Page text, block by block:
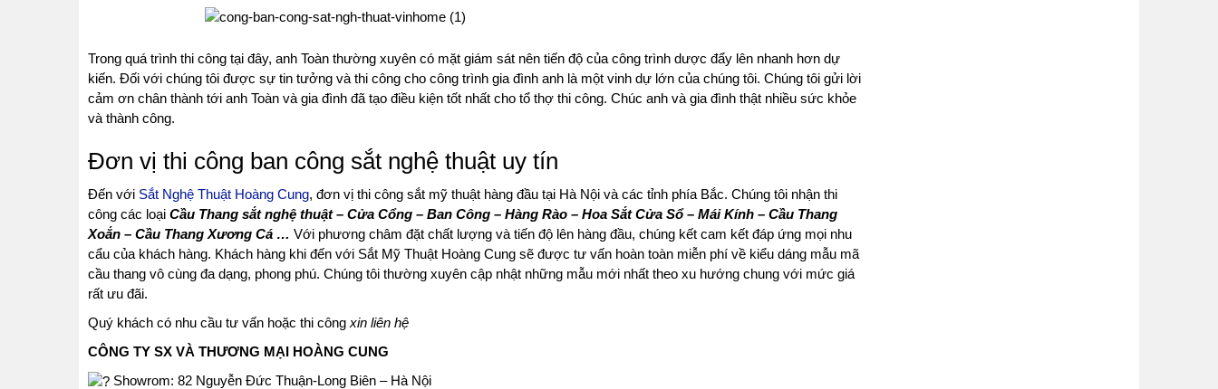
Trong quá trình thi công tại đây, anh Toàn thường xuyên có mặt giám sát nên tiến độ của công trình dược đẩy lên nhanh hơn dự
kiến. Đối với chúng tôi được sự tin tưởng và thi công cho công trình gia đình anh là một vinh dự lớn của chúng tôi. Chúng tôi gửi lời
cảm ơn chân thành tới anh Toàn và gia đình đã tạo điều kiện tốt nhất cho tổ thợ thi công. Chúc anh và gia đình thật nhiều sức khỏe
và thành công.
Đơn vị thi công ban công sắt nghệ thuật uy tín
Đến với Sắt Nghệ Thuật Hoàng Cung, đơn vị thi công sắt mỹ thuật hàng đầu tại Hà Nội và các tỉnh phía Bắc. Chúng tôi nhận thi
công các loại Cầu Thang sắt nghệ thuật – Cửa Cổng – Ban Công – Hàng Rào – Hoa Sắt Cửa Sổ – Mái Kính – Cầu Thang
Xoắn – Cầu Thang Xương Cá … Với phương châm đặt chất lượng và tiến độ lên hàng đầu, chúng kết cam kết đáp ứng mọi nhu
cẩu của khách hàng. Khách hàng khi đến với Sắt Mỹ Thuật Hoàng Cung sẽ được tư vấn hoàn toàn miễn phí về kiểu dáng mẫu mã
cầu thang vô cùng đa dạng, phong phú. Chúng tôi thường xuyên cập nhật những mẫu mới nhất theo xu hướng chung với mức giá
rất ưu đãi.
Quý khách có nhu cầu tư vấn hoặc thi công xin liên hệ
CÔNG TY SX VÀ THƯƠNG MẠI HOÀNG CUNG
Showrom: 82 Nguyễn Đức Thuận-Long Biên – Hà Nội